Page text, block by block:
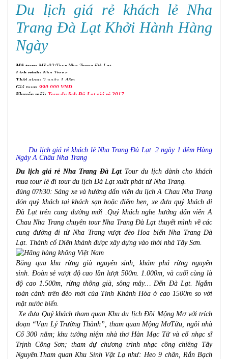
Du lịch giá rẻ khách lẻ Nha
Trang Đà Lạt Khởi Hành Hàng
Ngày
Mã tour: MS:02/Tour Nha Trang Đà Lạt
Lịch trình: Nha Trang
Thời gian: 2 ngày 1 đêm
Giá tour: 990,000 VNĐ
Khuyến mãi: Tour du lịch Đà Lạt giá rẻ 2017
Du lịch giá rẻ khách lẻ Nha Trang Đà Lạt 2 ngày 1 đêm Hàng
Ngày A Châu Nha Trang
Du lịch giá rẻ Nha Trang Đà LạtTour du lịch dành cho khách
mua tour lẻ đi tour du lịch Đà Lạt xuất phát từ Nha Trang.
đúng 07h30: Sáng xe và hướng dẩn viên du lịch A Chau Nha Trang
đón quý khách tại khách sạn hoặc điểm hẹn, xe đưa quý khách đi
Đà Lạt trên cung đường mới .Quý khách nghe hướng dẩn viên A
Chau Nha Trang chuyên tour Nha Trang Đà Lạt thuyết mình về các
cung đường đi từ Nha Trangvượt đèo Hoa biển Nha Trang Đà
Lạt. Thành cổ Diên khánh được xây dựng vào thời nhà Tây Sơn.
Băng qua khu rừng già nguyên sinh, khám phá rừng nguyên
sinh. Đoàn sẻ vượt độ cao lần lượt 500m. 1.000m, và cuối cùng là
độ cao 1.500m, rừng thông già, sông mây… Đến Đà Lạt. Ngắm
toàn cảnh trên đèo mới của Tỉnh Khánh Hòa ở cao 1500m so với
mặt nước biển.
Xe đưa Quý khách tham quan Khu du lịch Đồi Mộng Mơ với trích
đoạn “Vạn Lý Trường Thành”, tham quan Mộng MơTửu, ngôi nhà
Cổ 300 năm; khu tưởng niệm nhà thơ Hàn Mạc Tử và cố nhạc sĩ
Trịnh Công Sơn; tham dự chương trình nhạc cồng chiêng Tây
Nguyên.Tham quan Khu Sinh Vật Lạ như: Heo 9 chân, Rắn Bạch